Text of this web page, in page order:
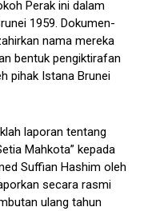
Perak ini dalam
1959. Dokumen-
nama mereka
bentuk pengiktirafan
pihak Istana Brunei
laporan tentang
Mahkota” kepada
Suffian Hashim oleh
secara rasmi
ulang tahun